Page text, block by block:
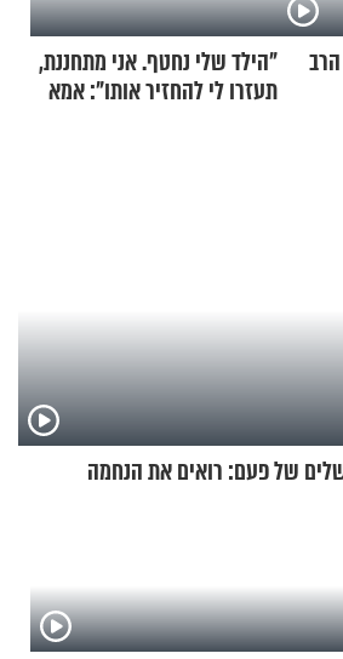
"הילד שלי נחטף. אני מתחננת,
תעזרו לי להחזיר אותו": אמא
של פעם: רואים את הנחמה